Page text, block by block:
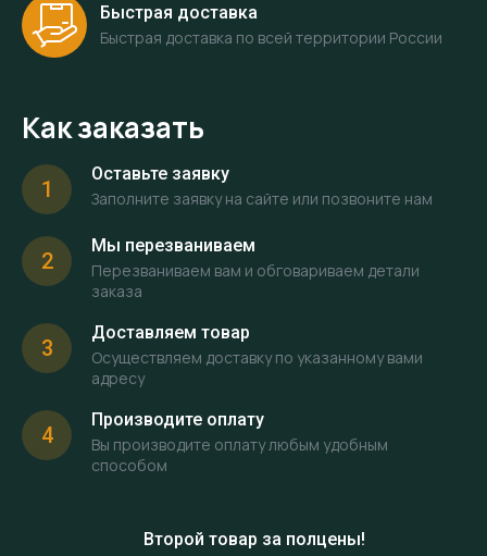
Быстрая доставка
Быстрая доставка по всей территории России
Как заказать
1
Оставьте заявку
Заполните заявку на сайте или позвоните нам
2
Мы перезваниваем
Перезваниваем вам и обговариваем детали
заказа
3
Доставляем товар
Осуществляем доставку по указанному вами
адресу
4
Производите оплату
Вы производите оплату любым удобным
способом
Второй товар за полцены!